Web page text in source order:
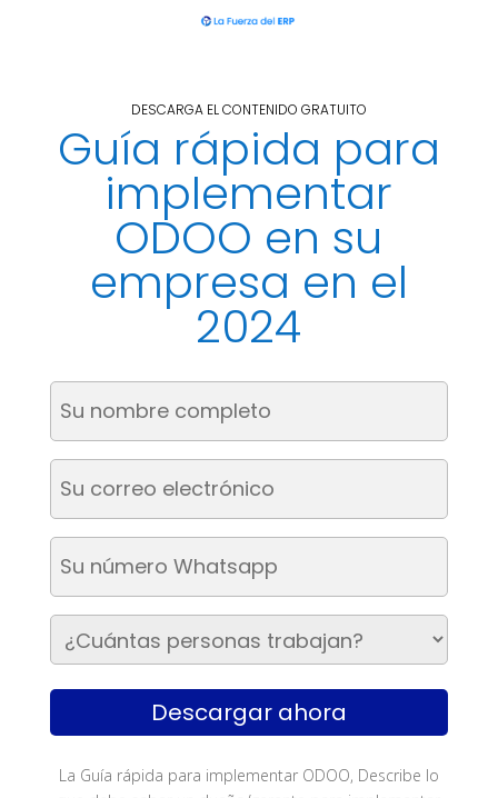
DESCARGA EL CONTENIDO GRATUITO
Guía rápida para
implementar
ODOO en su
empresa en el
2024
Su
nombre
completo
Su
correo
electrónico
Su
número
Whatsapp
¿Cuántas
personas
La Guía rápida para implementar ODOO, Describe lo